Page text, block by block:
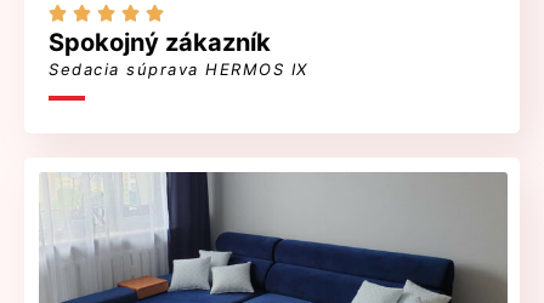
    
Spokojný zákazník
Sedacia súprava HERMOS IX